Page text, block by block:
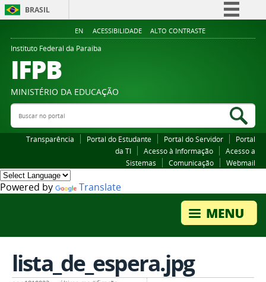
BRASIL
Simplifique!
Legislação
EN ACESSIBILIDADE ALTO CONTRASTE
Instituto Federal da Paraiba
IFPB
MINISTÉRIO DA EDUCAÇÃO
Buscar no portal
Transparência Portal do Estudante Portal do Servidor
Portal
da TI
Acesso à Informação
Acesso a
Sistemas
Comunicação Webmail
Powered by Translate
lista_de_espera.jpg